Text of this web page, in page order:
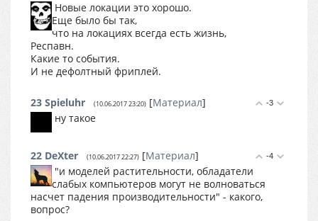
Новые локации это хорошо.
Еще было бы так,
что на локациях всегда есть жизнь,
Респавн.
Какие то события.
И не дефолтный фриплей.
-3
23 Spieluhr (10.06.2017 23:20) [Материал]
ну такое
-4
22 DеXter (10.06.2017 22:27) [Материал]
"и моделей растительности, обладатели
слабых компьютеров могут не волноваться
насчет падения производительности" - какого,
вопрос?